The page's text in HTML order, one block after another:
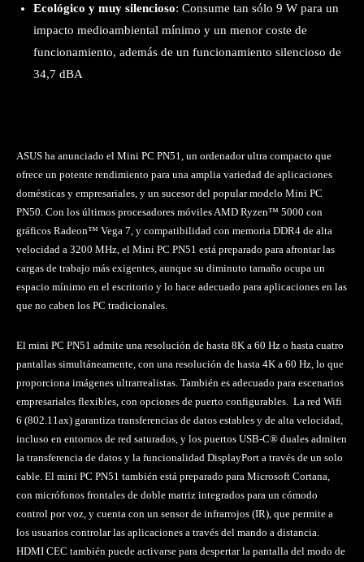
Ecológico y muy silencioso: Consume tan sólo 9 W para un
impacto medioambiental mínimo y un menor coste de
funcionamiento, además de un funcionamiento silencioso de
34,7 dBA
ASUS ha anunciado el Mini PC PN51, un ordenador ultra compacto que
ofrece un potente rendimiento para una amplia variedad de aplicaciones
domésticas y empresariales, y un sucesor del popular modelo Mini PC
PN50. Con los últimos procesadores móviles AMD Ryzen™ 5000 con
gráficos Radeon™ Vega 7, y compatibilidad con memoria DDR4 de alta
velocidad a 3200 MHz, el Mini PC PN51 está preparado para afrontar las
cargas de trabajo más exigentes, aunque su diminuto tamaño ocupa un
espacio mínimo en el escritorio y lo hace adecuado para aplicaciones en las
que no caben los PC tradicionales.
El mini PC PN51 admite una resolución de hasta 8K a 60 Hz o hasta cuatro
pantallas simultáneamente, con una resolución de hasta 4K a 60 Hz, lo que
proporciona imágenes ultrarrealistas. También es adecuado para escenarios
empresariales flexibles, con opciones de puerto configurables. La red Wifi
6 (802.11ax) garantiza transferencias de datos estables y de alta velocidad,
incluso en entornos de red saturados, y los puertos USB-C® duales admiten
la transferencia de datos y la funcionalidad DisplayPort a través de un solo
cable. El mini PC PN51 también está preparado para Microsoft Cortana,
con micrófonos frontales de doble matriz integrados para un cómodo
control por voz, y cuenta con un sensor de infrarrojos (IR), que permite a
los usuarios controlar las aplicaciones a través del mando a distancia.
HDMI CEC también puede activarse para despertar la pantalla del modo de